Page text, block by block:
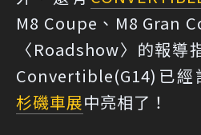
M8 Coupe、M8 Gran
〈Roadshow〉的報導
Convertible(G14)已經
杉磯車展中亮相了！